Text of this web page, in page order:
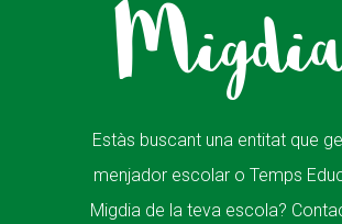
Estàs buscant una entitat que
menjador escolar o Temps
Migdia de la teva escola?